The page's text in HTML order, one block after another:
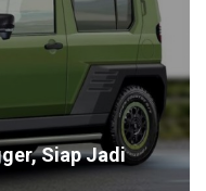
Siap Jadi